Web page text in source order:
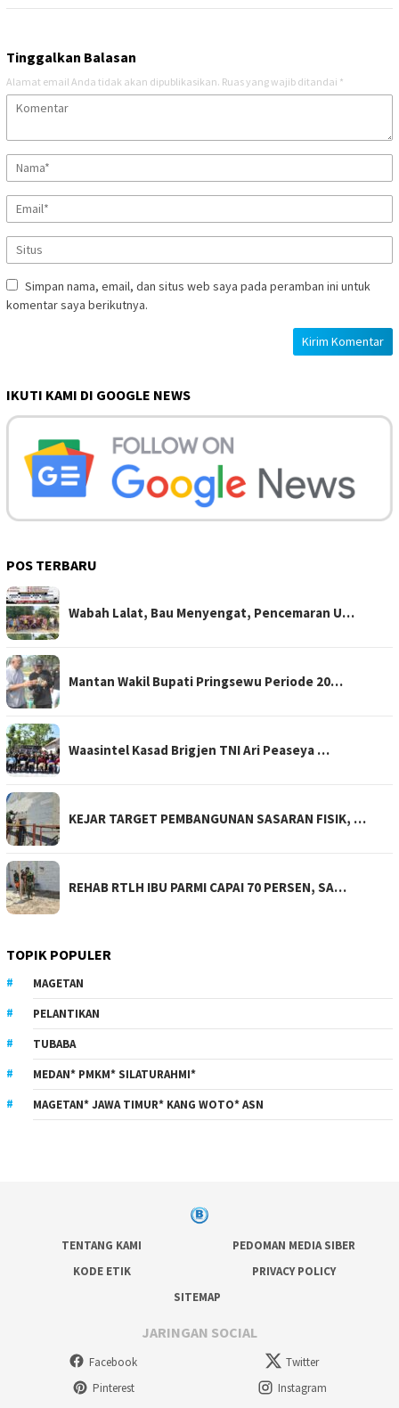
Tinggalkan Balasan
Alamat email Anda tidak akan dipublikasikan. Ruas yang wajib ditandai *
Simpan nama, email, dan situs web saya pada peramban ini untuk
komentar saya berikutnya.
IKUTI KAMI DI GOOGLE NEWS
POS TERBARU
Wabah Lalat, Bau Menyengat, Pencemaran U…
Mantan Wakil Bupati Pringsewu Periode 20…
Waasintel Kasad Brigjen TNI Ari Peaseya …
KEJAR TARGET PEMBANGUNAN SASARAN FISIK, …
REHAB RTLH IBU PARMI CAPAI 70 PERSEN, SA…
TOPIK POPULER
MAGETAN
PELANTIKAN
TUBABA
MEDAN* PMKM* SILATURAHMI*
MAGETAN* JAWA TIMUR* KANG WOTO* ASN
TENTANG KAMI
PEDOMAN MEDIA SIBER
KODE ETIK
PRIVACY POLICY
SITEMAP
JARINGAN SOCIAL
Facebook
Twitter
Pinterest
Instagram